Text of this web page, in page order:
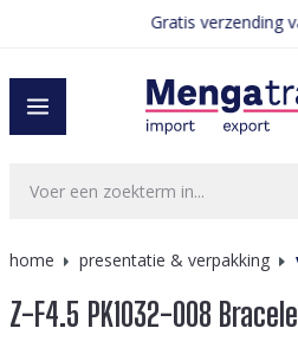
Gratis verzending
home presentatie & verpakking
Z-F4.5 PK1032-008